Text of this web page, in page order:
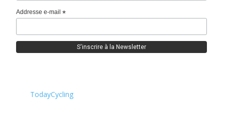
Addresse e-mail*
TodayCycling